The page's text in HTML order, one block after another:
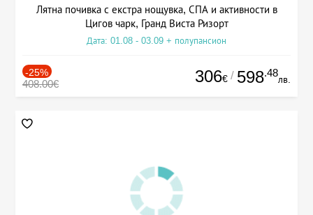
Лятна почивка с екстра нощувка, СПА и активности в
Цигов чарк, Гранд Виста Ризорт
Дата: 01.08 - 03.09 + полупансион
-25%
408.00€ 306€ / 598.48
лв.